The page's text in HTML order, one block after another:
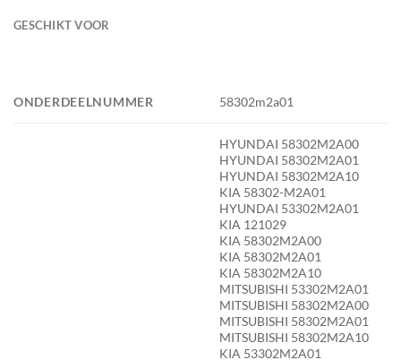
GESCHIKT VOOR
ONDERDEELNUMMER 58302m2a01
HYUNDAI 58302M2A00
HYUNDAI 58302M2A01
HYUNDAI 58302M2A10
KIA 58302-M2A01
HYUNDAI 53302M2A01
KIA 121029
KIA 58302M2A00
KIA 58302M2A01
KIA 58302M2A10
MITSUBISHI 53302M2A01
MITSUBISHI 58302M2A00
MITSUBISHI 58302M2A01
MITSUBISHI 58302M2A10
KIA 53302M2A01